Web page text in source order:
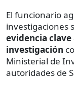
El funcionario
investigaciones s
evidencia
investigación
Ministerial de
autoridades de